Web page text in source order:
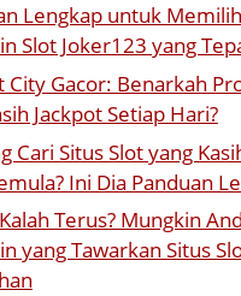
Lengkap untuk
Slot Joker123 yang
City Gacor: Benarkah
Jackpot Setiap Hari?
Cari Situs Slot yang
Ini Dia Panduan
Terus? Mungkin
yang Tawarkan Situs